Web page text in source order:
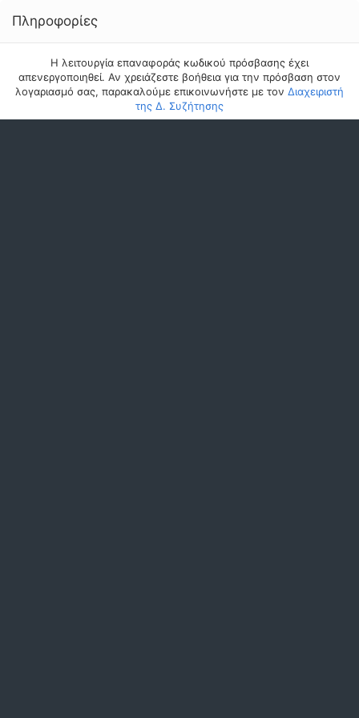
Πληροφορίες
Η λειτουργία επαναφοράς κωδικού πρόσβασης έχει
απενεργοποιηθεί. Αν χρειάζεστε βοήθεια για την πρόσβαση στον
λογαριασμό σας, παρακαλούμε επικοινωνήστε με τον Διαχειριστή
της Δ. Συζήτησης